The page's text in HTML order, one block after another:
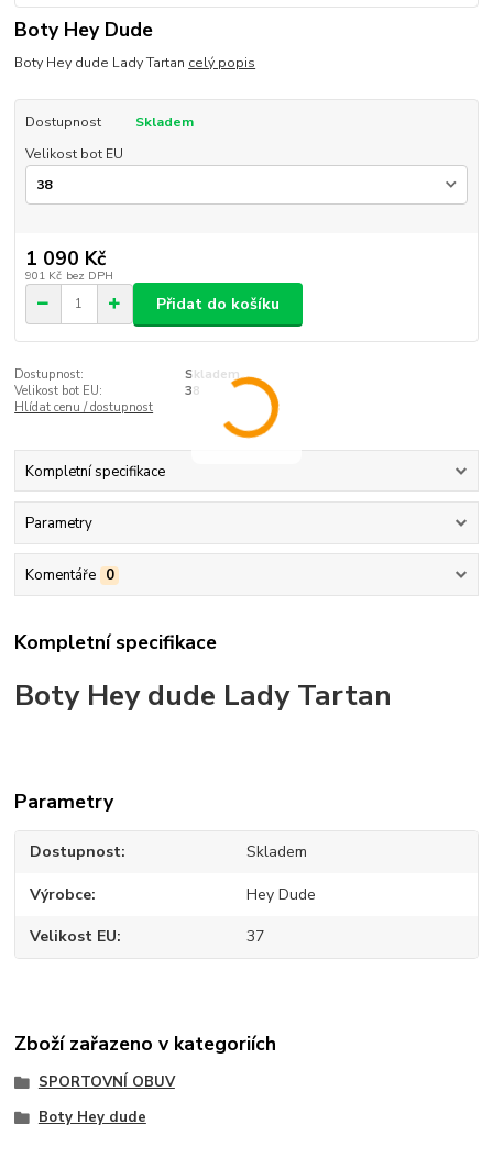
Boty Hey Dude
Boty Hey dude Lady Tartan celý popis
Dostupnost
Skladem
Velikost bot EU
1 090 Kč
901 Kč bez DPH
Přidat do košíku
Dostupnost:
Skladem
Velikost bot EU:
38
Hlídat cenu / dostupnost
Kompletní specifikace
Parametry
Komentáře 0
Kompletní specifikace
Boty Hey dude Lady Tartan
Parametry
Dostupnost Skladem
Výrobce Hey Dude
Velikost EU 37
Zboží zařazeno v kategoriích
SPORTOVNÍ OBUV
Boty Hey dude